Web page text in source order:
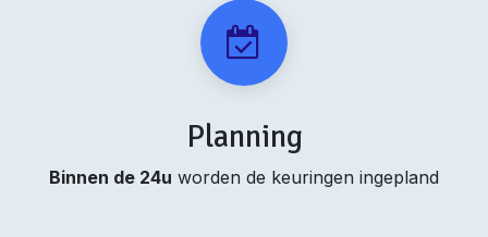
Planning
Binnen de 24u worden de keuringen ingepland